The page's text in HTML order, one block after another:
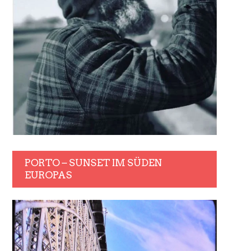
PORTO – SUNSET IM SÜDEN
EUROPAS